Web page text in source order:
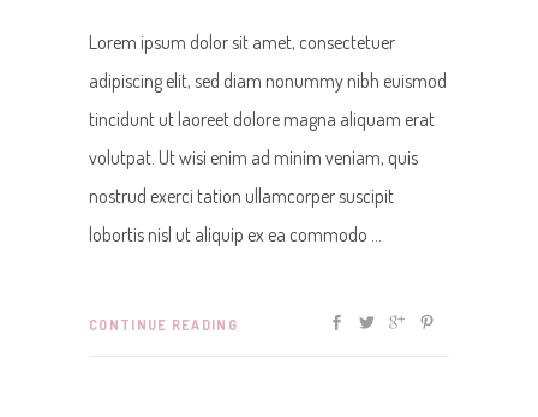
Lorem ipsum dolor sit amet, consectetuer
adipiscing elit, sed diam nonummy nibh euismod
tincidunt ut laoreet dolore magna aliquam erat
volutpat. Ut wisi enim ad minim veniam, quis
nostrud exerci tation ullamcorper suscipit
lobortis nisl ut aliquip ex ea commodo
CONTINUE READING